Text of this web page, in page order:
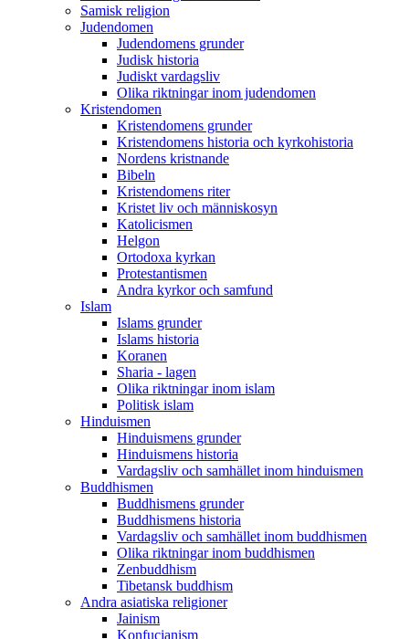
Samisk religion
Judendomen
Judendomens grunder
Judisk historia
Judiskt vardagsliv
Olika riktningar inom judendomen
Kristendomen
Kristendomens grunder
Kristendomens historia och kyrkohistoria
Nordens kristnande
Bibeln
Kristendomens riter
Kristet liv och människosyn
Katolicismen
Helgon
Ortodoxa kyrkan
Protestantismen
Andra kyrkor och samfund
Islam
Islams grunder
Islams historia
Koranen
Sharia - lagen
Olika riktningar inom islam
Politisk islam
Hinduismen
Hinduismens grunder
Hinduismens historia
Vardagsliv och samhället inom hinduismen
Buddhismen
Buddhismens grunder
Buddhismens historia
Vardagsliv och samhället inom buddhismen
Olika riktningar inom buddhismen
Zenbuddhism
Tibetansk buddhism
Andra asiatiska religioner
Jainism
Konfucianism